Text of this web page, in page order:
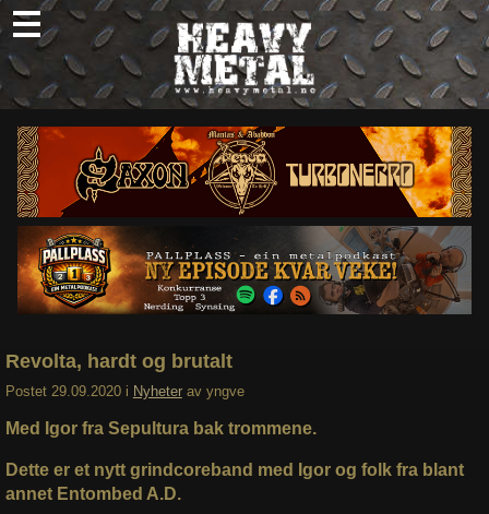
Skip
to
content
Nyheter
Omtaler
Intervjuer
Om oss
Abonner
Søk
Revolta, hardt og brutalt
Postet 29.09.2020 i Nyheter av yngve
Med Igor fra Sepultura bak trommene.
Dette er et nytt grindcoreband med Igor og folk fra blant
annet Entombed A.D.